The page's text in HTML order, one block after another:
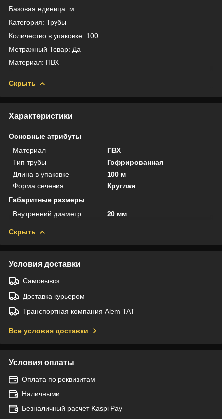
Базовая единица: м
Категория: Трубы
Количество в упаковке: 100
Метражный Товар: Да
Материал: ПВХ
Скрыть
Характеристики
Основные атрибуты
Материал
ПВХ
Тип трубы
Гофрированная
Длина в упаковке
100 м
Форма сечения
Круглая
Габаритные размеры
Внутренний диаметр
20 мм
Скрыть
Условия доставки
Самовывоз
Доставка курьером
Транспортная компания Alem TAT
Все условия доставки
Условия оплаты
Оплата по реквизитам
Наличными
Безналичный расчет Kaspi Pay